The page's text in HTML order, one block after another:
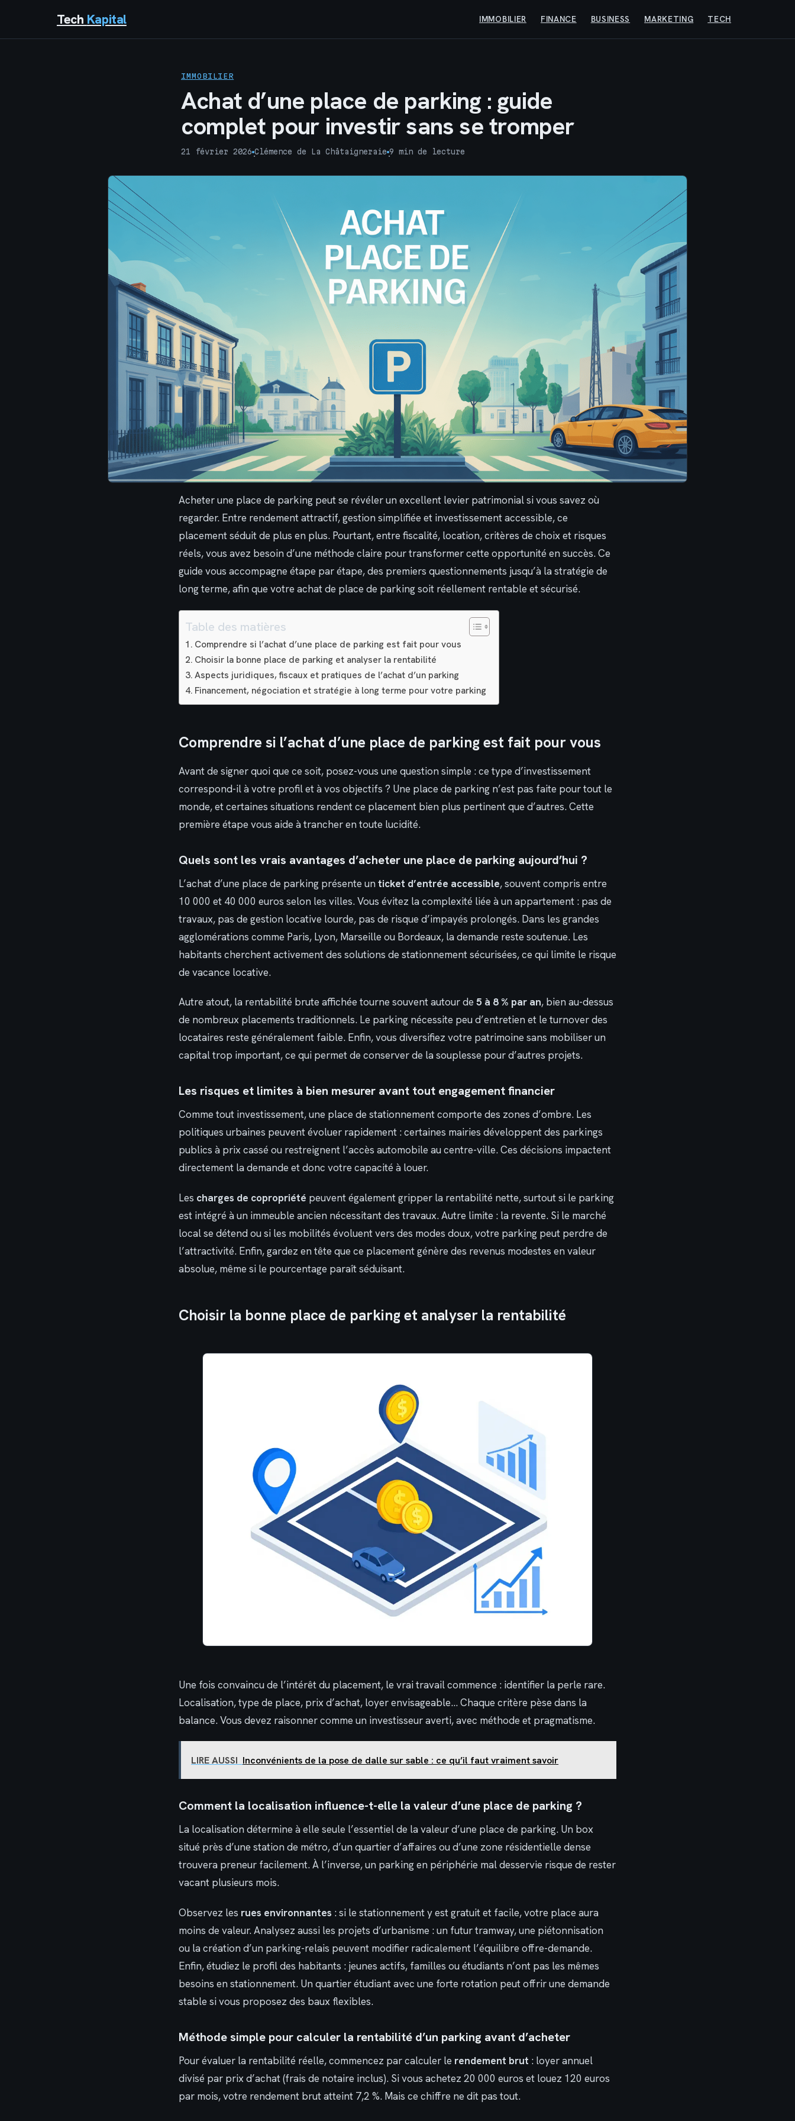
Tech Kapital IMMOBILIER FINANCE BUSINESS MARKETING TECH
IMMOBILIER
Achat d’une place de parking : guide
complet pour investir sans se tromper
21 février 2026
·
Clémence de La Châtaigneraie
·
9 min de lecture
Acheter une place de parking peut se révéler un excellent levier patrimonial si vous savez où
regarder. Entre rendement attractif, gestion simplifiée et investissement accessible, ce
placement séduit de plus en plus. Pourtant, entre fiscalité, location, critères de choix et risques
réels, vous avez besoin d’une méthode claire pour transformer cette opportunité en succès. Ce
guide vous accompagne étape par étape, des premiers questionnements jusqu’à la stratégie de
long terme, afin que votre achat de place de parking soit réellement rentable et sécurisé.
Table des matières
Comprendre si l’achat d’une place de parking est fait pour vous
Choisir la bonne place de parking et analyser la rentabilité
Aspects juridiques, fiscaux et pratiques de l’achat d’un parking
Financement, négociation et stratégie à long terme pour votre parking
Comprendre si l’achat d’une place de parking est fait pour vous
Avant de signer quoi que ce soit, posez-vous une question simple : ce type d’investissement
correspond-il à votre profil et à vos objectifs ? Une place de parking n’est pas faite pour tout le
monde, et certaines situations rendent ce placement bien plus pertinent que d’autres. Cette
première étape vous aide à trancher en toute lucidité.
Quels sont les vrais avantages d’acheter une place de parking aujourd’hui ?
L’achat d’une place de parking présente unticket d’entrée accessible, souvent compris entre
10 000 et 40 000 euros selon les villes. Vous évitez la complexité liée à un appartement : pas de
travaux, pas de gestion locative lourde, pas de risque d’impayés prolongés. Dans les grandes
agglomérations comme Paris, Lyon, Marseille ou Bordeaux, la demande reste soutenue. Les
habitants cherchent activement des solutions de stationnement sécurisées, ce qui limite le risque
de vacance locative.
Autre atout, la rentabilité brute affichée tourne souvent autour de 5 à 8 % par an, bien au-dessus
de nombreux placements traditionnels. Le parking nécessite peu d’entretien et le turnover des
locataires reste généralement faible. Enfin, vous diversifiez votre patrimoine sans mobiliser un
capital trop important, ce qui permet de conserver de la souplesse pour d’autres projets.
Les risques et limites à bien mesurer avant tout engagement financier
Comme tout investissement, une place de stationnement comporte des zones d’ombre. Les
politiques urbaines peuvent évoluer rapidement : certaines mairies développent des parkings
publics à prix cassé ou restreignent l’accès automobile au centre-ville. Ces décisions impactent
directement la demande et donc votre capacité à louer.
Les charges de copropriété peuvent également gripper la rentabilité nette, surtout si le parking
est intégré à un immeuble ancien nécessitant des travaux. Autre limite : la revente. Si le marché
local se détend ou si les mobilités évoluent vers des modes doux, votre parking peut perdre de
l’attractivité. Enfin, gardez en tête que ce placement génère des revenus modestes en valeur
absolue, même si le pourcentage paraît séduisant.
Choisir la bonne place de parking et analyser la rentabilité
Une fois convaincu de l’intérêt du placement, le vrai travail commence : identifier la perle rare.
Localisation, type de place, prix d’achat, loyer envisageable… Chaque critère pèse dans la
balance. Vous devez raisonner comme un investisseur averti, avec méthode et pragmatisme.
LIRE AUSSI Inconvénients de la pose de dalle sur sable : ce qu’il faut vraiment savoir
Comment la localisation influence-t-elle la valeur d’une place de parking ?
La localisation détermine à elle seule l’essentiel de la valeur d’une place de parking. Un box
situé près d’une station de métro, d’un quartier d’affaires ou d’une zone résidentielle dense
trouvera preneur facilement. À l’inverse, un parking en périphérie mal desservie risque de rester
vacant plusieurs mois.
Observez les rues environnantes : si le stationnement y est gratuit et facile, votre place aura
moins de valeur. Analysez aussi les projets d’urbanisme : un futur tramway, une piétonnisation
ou la création d’un parking-relais peuvent modifier radicalement l’équilibre offre-demande.
Enfin, étudiez le profil des habitants : jeunes actifs, familles ou étudiants n’ont pas les mêmes
besoins en stationnement. Un quartier étudiant avec une forte rotation peut offrir une demande
stable si vous proposez des baux flexibles.
Méthode simple pour calculer la rentabilité d’un parking avant d’acheter
Pour évaluer la rentabilité réelle, commencez par calculer le rendement brut : loyer annuel
divisé par prix d’achat (frais de notaire inclus). Si vous achetez 20 000 euros et louez 120 euros
par mois, votre rendement brut atteint 7,2 %. Mais ce chiffre ne dit pas tout.